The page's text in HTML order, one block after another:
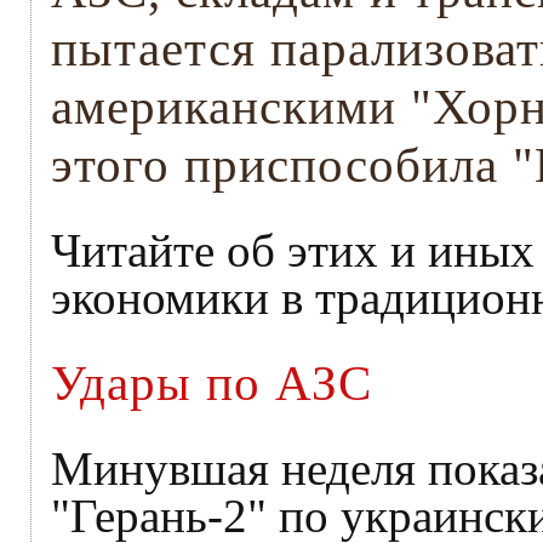
пытается
американскими
этого приспособила
Читайте об этих и
экономики в
Удары по АЗС
Минувшая неделя
"Герань-2" по